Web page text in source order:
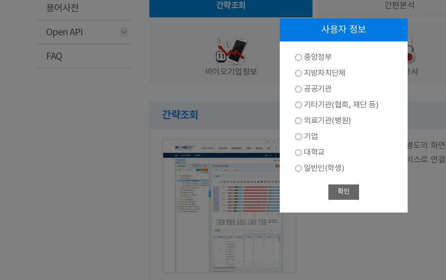
용어사전
Open API
FAQ
간략조회 간편분석
바이오기업정보 결과보고서
간략조회
통계표와 통계차트에 대해서 별도의 화
간편분석을 위한 간편분석 서비스로 연
사용자 정보
중앙정부
지방자치단체
공공기관
기타기관(협회, 재단 등)
의료기관(병원)
기업
대학교
일반인(학생)
확인